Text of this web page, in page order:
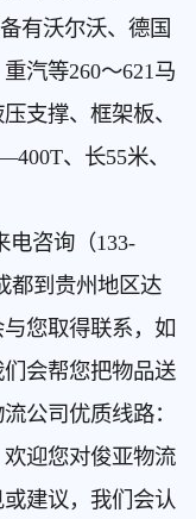
有沃尔沃、德国
汽等260～621马
支撑、框架板、
、长55米、
咨询（133-
都到贵州地区达
您取得联系，如
会帮您把物品送
公司优质线路：
迎您对俊亚物流
建议，我们会认